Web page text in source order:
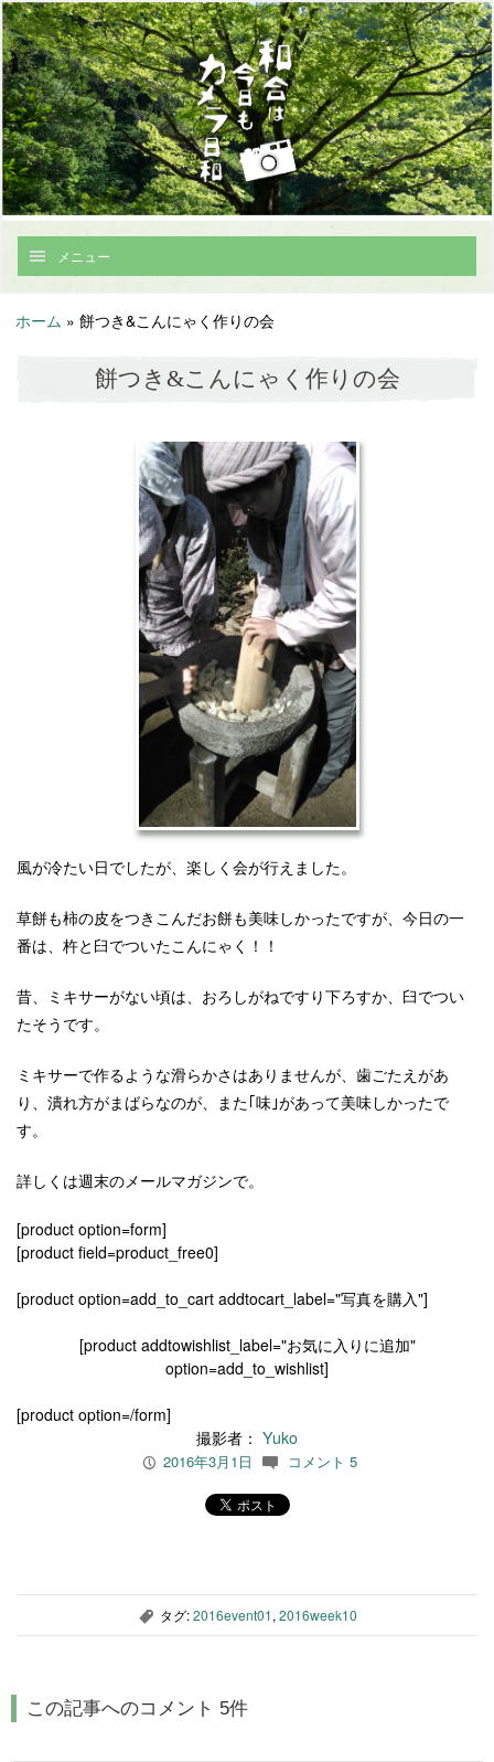
メニュー
ホーム » 餅つき&こんにゃく作りの会
餅つき&こんにゃく作りの会
風が冷たい日でしたが、楽しく会が行えました。
草餅も柿の皮をつきこんだお餅も美味しかったですが、今日の一
番は、杵と臼でついたこんにゃく！！
昔、ミキサーがない頃は、おろしがねですり下ろすか、臼でつい
たそうです。
ミキサーで作るような滑らかさはありませんが、歯ごたえがあ
り、潰れ方がまばらなのが、また｢味｣があって美味しかったで
す。
詳しくは週末のメールマガジンで。
[product option=form]
[product field=product_free0]
[product option=add_to_cart addtocart_label="写真を購入"]
[product addtowishlist_label="お気に入りに追加"
option=add_to_wishlist]
[product option=/form]
撮影者： Yuko
P 2016年3月1日 c コメント 5
, タグ:2016event01, 2016week10
この記事へのコメント 5件